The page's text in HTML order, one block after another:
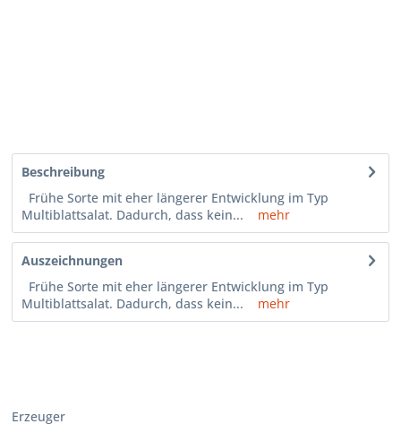
Beschreibung
Frühe Sorte mit eher längerer Entwicklung im Typ
Multiblattsalat. Dadurch, dass kein...
mehr
Auszeichnungen
Frühe Sorte mit eher längerer Entwicklung im Typ
Multiblattsalat. Dadurch, dass kein...
mehr
Erzeuger